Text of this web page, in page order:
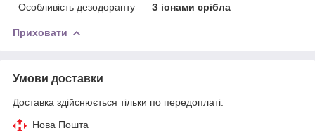
Особливість дезодоранту
З іонами срібла
Приховати
Умови доставки
Доставка здійснюється тільки по передоплаті.
Нова Пошта